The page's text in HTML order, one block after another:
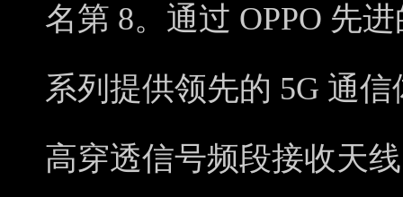
名第 8。通过 OPPO 先
系列提供领先的 5G 通
高穿透信号频段接收天